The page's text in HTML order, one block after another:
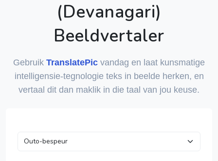
(Devanagari)
Beeldvertaler
Gebruik TranslatePic vandag en laat kunsmatige
intelligensie-tegnologie teks in beelde herken, en
vertaal dit dan maklik in die taal van jou keuse.